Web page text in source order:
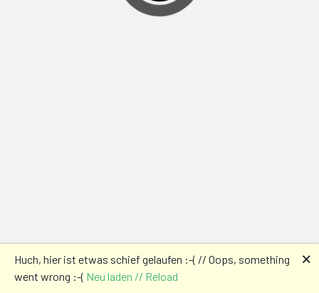
Huch, hier ist etwas schief gelaufen :-( // Oops, something
went wrong :-( Neu laden // Reload
🗙